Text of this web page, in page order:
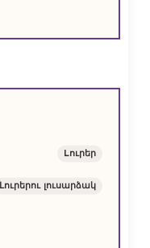
Lուրեր
Լուրերու լուսարձակ